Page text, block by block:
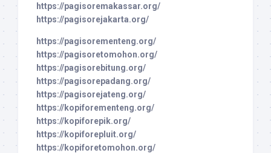
https://pagisoremakassar.org/
https://pagisorejakarta.org/
https://pagisorementeng.org/
https://pagisoretomohon.org/
https://pagisorebitung.org/
https://pagisorepadang.org/
https://pagisorejateng.org/
https://kopiforementeng.org/
https://kopiforepik.org/
https://kopiforepluit.org/
https://kopiforetomohon.org/